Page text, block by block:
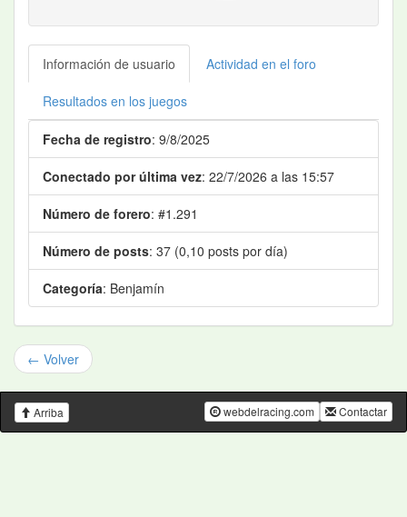
Información de usuario Actividad en el foro
Resultados en los juegos
Fecha de registro: 9/8/2025
Conectado por última vez: 22/7/2026 a las 15:57
Número de forero: #1.291
Número de posts: 37 (0,10 posts por día)
Categoría: Benjamín
← Volver
Contactar
webdelracing.com
Arriba